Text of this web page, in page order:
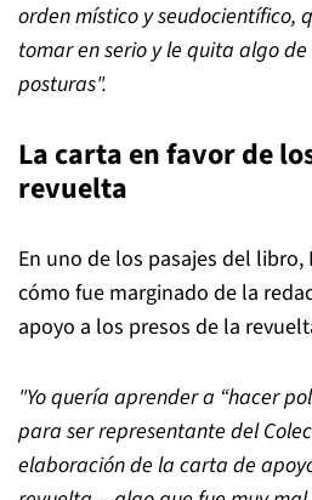
orden místico y seudocientífico,
tomar en serio y le quita algo
posturas".
La carta en favor de
revuelta
En uno de los pasajes del
cómo fue marginado de la
apoyo a los presos de la
"Yo quería aprender a “hacer
para ser representante del
elaboración de la carta de